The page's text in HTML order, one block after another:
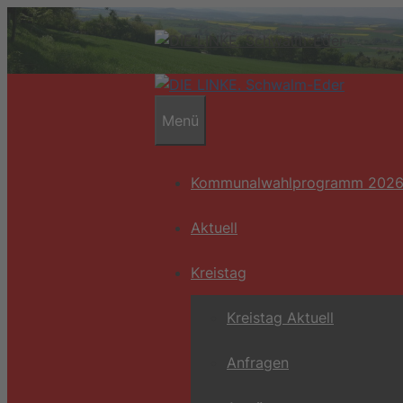
Zum
Inhalt
Menü
Kommunalwahlprogramm 2026
Aktuell
Kreistag
Kreistag Aktuell
Anfragen